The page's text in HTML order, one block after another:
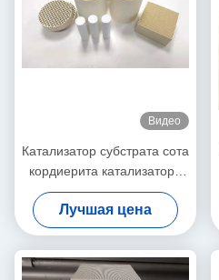
Видео
Катализатор субстрата сота
кордиерита катализатора
сота Scr керамический
Лучшая цена